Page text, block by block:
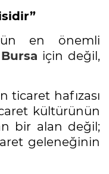
en önemli
Bursa için değil,
ticaret hafızası
kültürünün
bir alan değil;
geleneğinin